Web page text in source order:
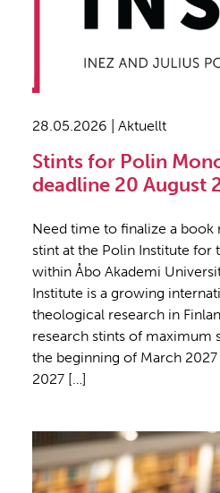
28.05.2026 | Aktuellt
Stints for Polin
deadline 20 August
Need time to finalize a book
stint at the Polin Institute for
within Åbo Akademi
Institute is a growing
theological research in
research stints of maximum
the beginning of March
2027 […]